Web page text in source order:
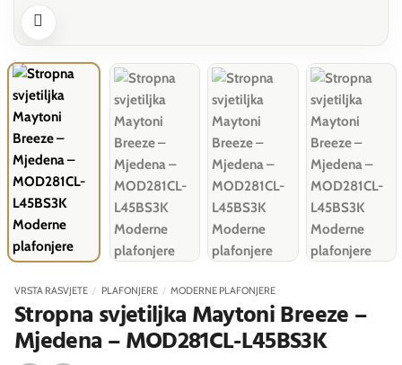
VRSTA RASVJETE / PLAFONJERE / MODERNE PLAFONJERE
Stropna svjetiljka Maytoni Breeze –
Mjedena – MOD281CL-L45BS3K